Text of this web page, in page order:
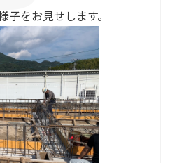
子をお見せします。